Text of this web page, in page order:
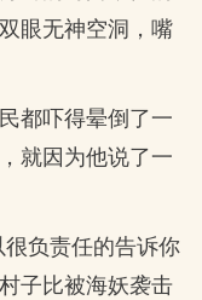
眼无神空洞，嘴
都吓得晕倒了一
就因为他说了一
负责任的告诉你
子比被海妖袭击